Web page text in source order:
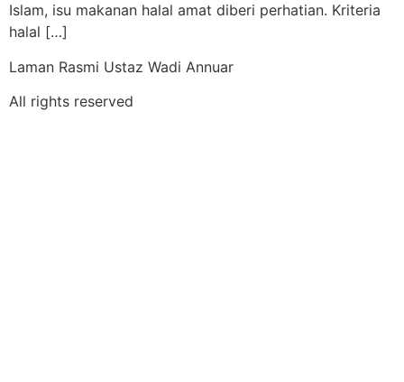
Islam, isu makanan halal amat diberi perhatian. Kriteria
halal […]
Laman Rasmi Ustaz Wadi Annuar
All rights reserved